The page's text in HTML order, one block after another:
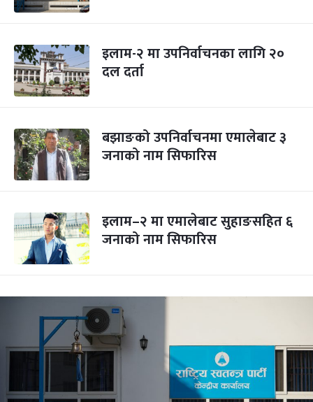
इलाम-२ मा उपनिर्वाचनका लागि २०
दल दर्ता
बझाङको उपनिर्वाचनमा एमालेबाट ३
जनाको नाम सिफारिस
इलाम–२ मा एमालेबाट सुहाङसहित ६
जनाको नाम सिफारिस